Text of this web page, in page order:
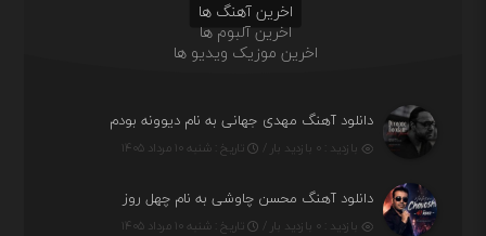
اخرین آهنگ ها
اخرین آلبوم ها
اخرین موزیک ویدیو ها
دانلود آهنگ مهدی جهانی به نام دیوونه بودم
بازدید : ۰ بازدید بار / تاریخ : شنبه ۱۰ مرداد ۱۴۰۵
دانلود آهنگ محسن چاوشی به نام چهل روز
بازدید : ۰ بازدید بار / تاریخ : شنبه ۱۰ مرداد ۱۴۰۵